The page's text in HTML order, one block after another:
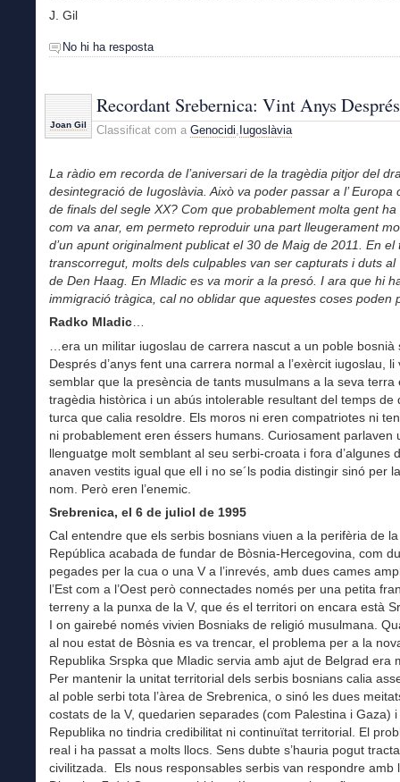
J. Gil
No hi ha resposta
Joan Gil
Recordant Srebernica: Vint Anys Després
Classificat com a Genocidi, Iugoslàvia
La ràdio em recorda de l’aniversari de la tragèdia pitjor del
desintegració de Iugoslàvia. Això va poder passar a l’ Europa
de finals del segle XX? Com que probablement molta gent ha
com va anar, em permeto reproduir una part lleugerament
d’un apunt originalment publicat el 30 de Maig de 2011. En el
transcorregut, molts dels culpables van ser capturats i duts al
de Den Haag. En Mladic es va morir a la presó. I ara que hi
immigració tràgica, cal no oblidar que aquestes coses poden
Radko Mladic…
…era un militar iugoslau de carrera nascut a un poble bosnià
Després d’anys fent una carrera normal a l’exèrcit iugoslau, li
semblar que la presència de tants musulmans a la seva terra
tragèdia històrica i un abús intolerable resultant del temps de
turca que calia resoldre. Els moros ni eren compatriotes ni
ni probablement eren éssers humans. Curiosament parlaven
llenguatge molt semblant al seu serbi-croata i fora d’algunes
anaven vestits igual que ell i no se´ls podia distingir sinó per
nom. Però eren l’enemic.
Srebrenica, el 6 de juliol de 1995
Cal entendre que els serbis bosnians viuen a la perifèria de
República acabada de fundar de Bòsnia-Hercegovina, com
pegades per la cua o una V a l’inrevés, amb dues cames
l’Est com a l’Oest però connectades només per una petita
terreny a la punxa de la V, que és el territori on encara està
I on gairebé només vivien Bosniaks de religió musulmana.
al nou estat de Bòsnia es va trencar, el problema per a la
Republika Srspka que Mladic servia amb ajut de Belgrad era
Per mantenir la unitat territorial dels serbis bosnians calia
al poble serbi tota l’àrea de Srebrenica, o sinó les dues
costats de la V, quedarien separades (com Palestina i Gaza) i
Republika no tindria credibilitat ni continuïtat territorial. El
real i ha passat a molts llocs. Sens dubte s’hauria pogut
civilitzada. Els nous responsables serbis van respondre amb